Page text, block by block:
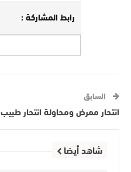
رابط المشاركة :
السابق
انتحار ممرض ومحاولة انتحار طبيب
شاهد أيضا